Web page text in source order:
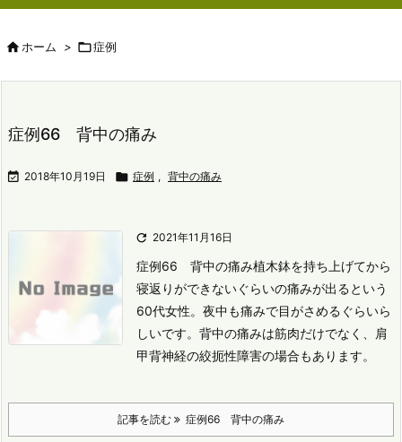
ホーム > 症例
症例66 背中の痛み
 2018年10月19日  症例 , 背中の痛み
 2021年11月16日
症例66 背中の痛み植木鉢を持ち上げてから
寝返りができないぐらいの痛みが出るという
60代女性。 夜中も痛みで目がさめるぐらいら
しいです。 背中の痛みは筋肉だけでなく、肩
甲背神経の絞扼性障害の場合もあります。
記事を読む 症例66 背中の痛み